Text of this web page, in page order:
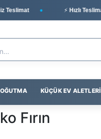
⚡ Hızlı Teslimat
KÜÇÜK EV ALETLERI
Fırın